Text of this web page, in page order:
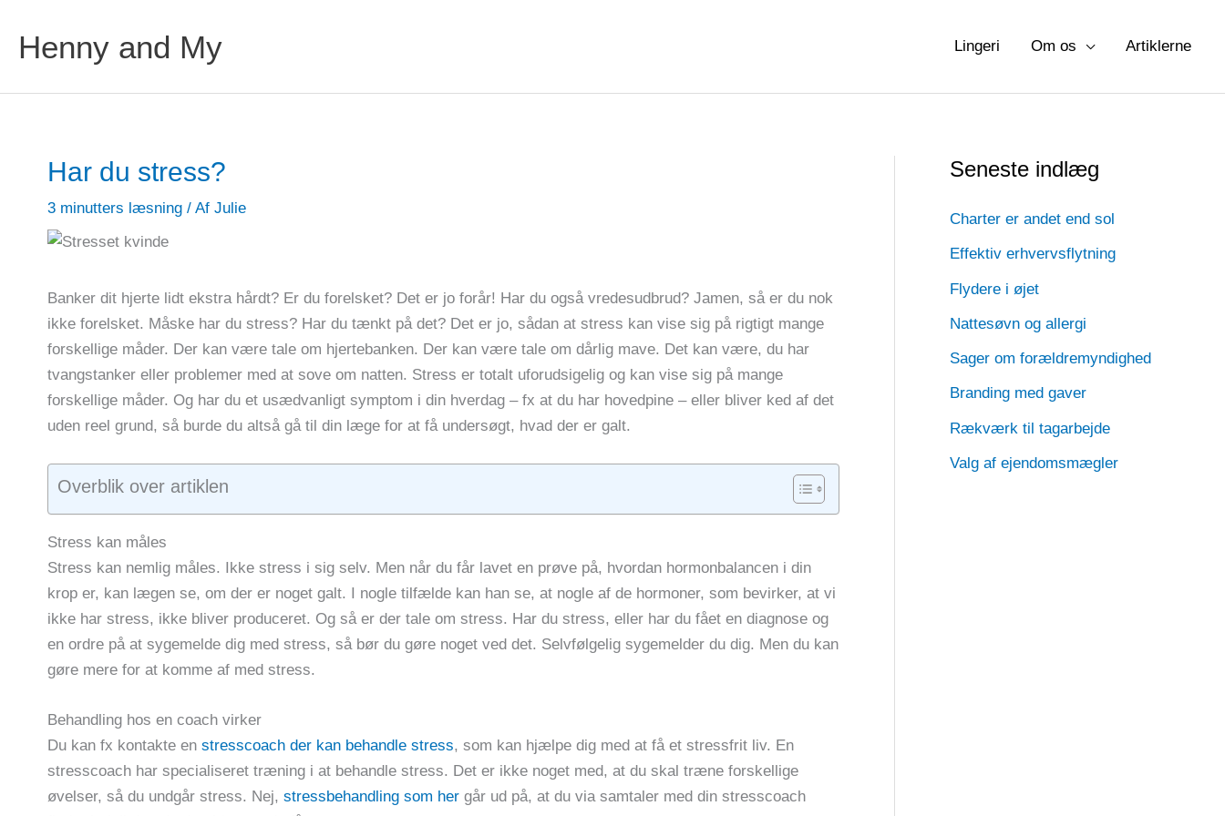
Henny and My Lingeri Om os Artiklerne
Har du stress?
3 minutters læsning / Af Julie
Banker dit hjerte lidt ekstra hårdt? Er du forelsket? Det er jo forår! Har du også vredesudbrud? Jamen, så er du nok
ikke forelsket. Måske har du stress? Har du tænkt på det? Det er jo, sådan at stress kan vise sig på rigtigt mange
forskellige måder. Der kan være tale om hjertebanken. Der kan være tale om dårlig mave. Det kan være, du har
tvangstanker eller problemer med at sove om natten. Stress er totalt uforudsigelig og kan vise sig på mange
forskellige måder. Og har du et usædvanligt symptom i din hverdag – fx at du har hovedpine – eller bliver ked af det
uden reel grund, så burde du altså gå til din læge for at få undersøgt, hvad der er galt.
Overblik over artiklen
Stress kan måles
Stress kan nemlig måles. Ikke stress i sig selv. Men når du får lavet en prøve på, hvordan hormonbalancen i din
krop er, kan lægen se, om der er noget galt. I nogle tilfælde kan han se, at nogle af de hormoner, som bevirker, at vi
ikke har stress, ikke bliver produceret. Og så er der tale om stress. Har du stress, eller har du fået en diagnose og
en ordre på at sygemelde dig med stress, så bør du gøre noget ved det. Selvfølgelig sygemelder du dig. Men du kan
gøre mere for at komme af med stress.
Behandling hos en coach virker
Du kan fx kontakte en stresscoach der kan behandle stress, som kan hjælpe dig med at få et stressfrit liv. En
stresscoach har specialiseret træning i at behandle stress. Det er ikke noget med, at du skal træne forskellige
øvelser, så du undgår stress. Nej, stressbehandling som her går ud på, at du via samtaler med din stresscoach
Seneste indlæg
Charter er andet end sol
Effektiv erhvervsflytning
Flydere i øjet
Nattesøvn og allergi
Sager om forældremyndighed
Branding med gaver
Rækværk til tagarbejde
Valg af ejendomsmægler